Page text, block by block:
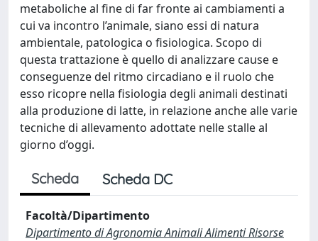
metaboliche al fine di far fronte ai cambiamenti a
cui va incontro l’animale, siano essi di natura
ambientale, patologica o fisiologica. Scopo di
questa trattazione è quello di analizzare cause e
conseguenze del ritmo circadiano e il ruolo che
esso ricopre nella fisiologia degli animali destinati
alla produzione di latte, in relazione anche alle varie
tecniche di allevamento adottate nelle stalle al
giorno d’oggi.
Scheda Scheda DC
Facoltà/Dipartimento
Dipartimento di Agronomia Animali Alimenti Risorse